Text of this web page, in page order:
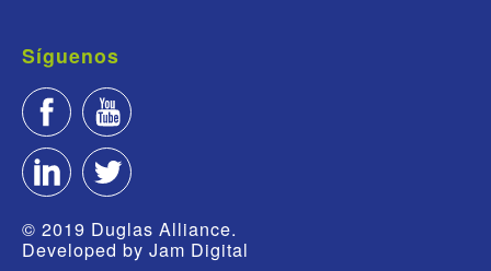
Síguenos
© 2019 Duglas Alliance.
Developed by Jam Digital